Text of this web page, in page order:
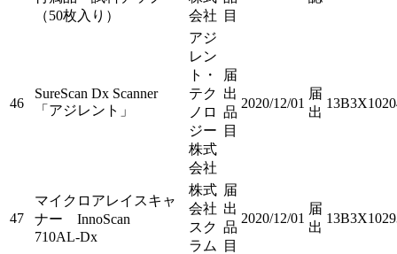
（50枚入り）
会社
目
46
SureScan Dx Scanner
「アジレント」
アジ
レン
ト・
テク
ノロ
ジー
株式
会社
届
出
品
目
2020/12/01
届
出
47
マイクロアレイスキャ
ナー InnoScan
710AL-Dx
株式
会社
スク
ラム
届
出
品
目
2020/12/01
届
出